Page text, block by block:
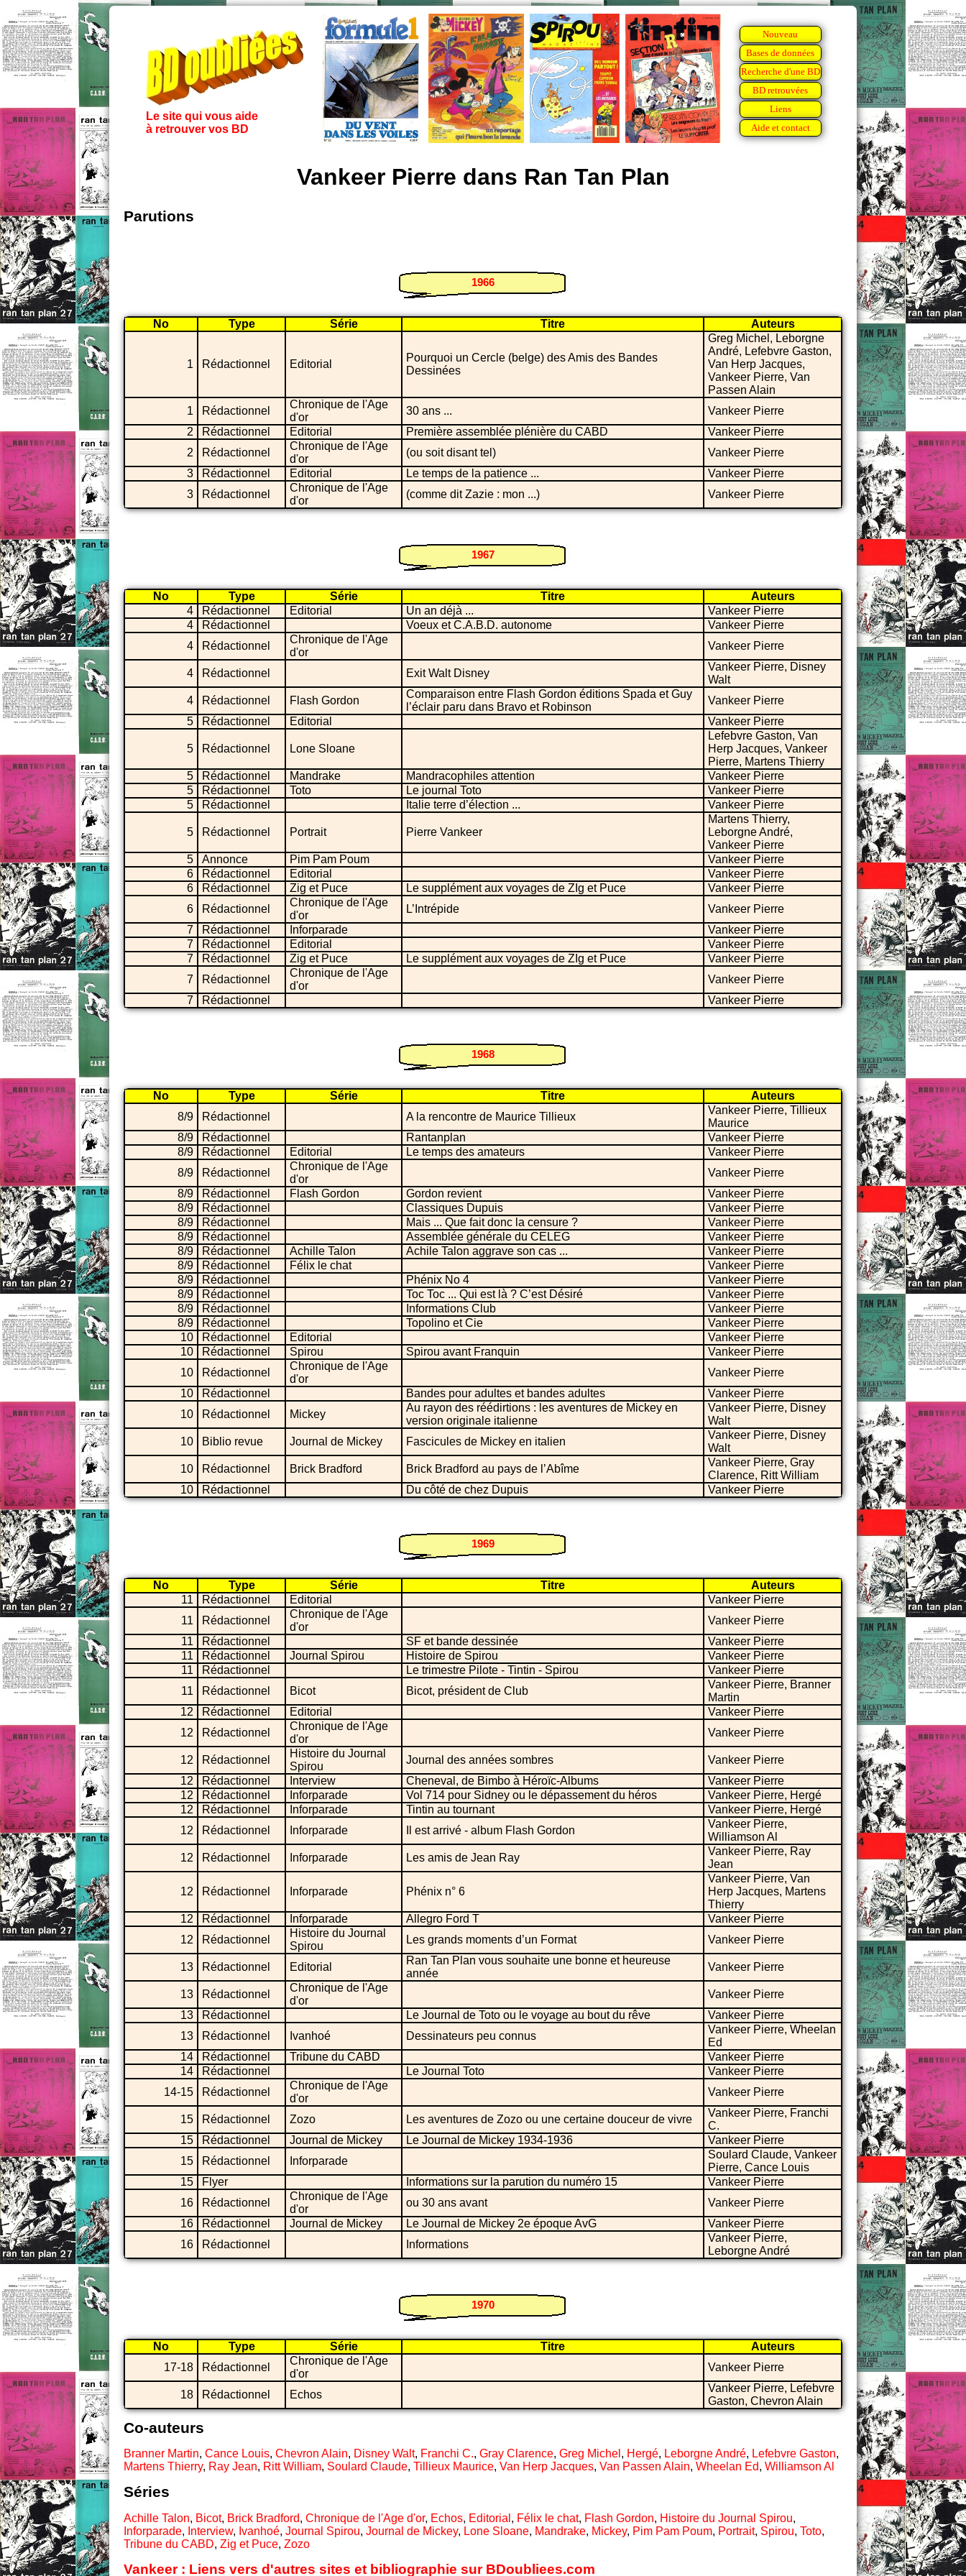
Le site qui vous aide
à retrouver vos BD
Nouveau
Bases de données
Recherche d'une BD
BD retrouvées
Liens
Aide et contact
Vankeer Pierre dans Ran Tan Plan
Parutions
1966
No Type Série Titre Auteurs
1 Rédactionnel Editorial
Pourquoi un Cercle (belge) des Amis des Bandes
Dessinées
Greg Michel, Leborgne
André, Lefebvre Gaston,
Van Herp Jacques,
Vankeer Pierre, Van
Passen Alain
1
Rédactionnel
Chronique de l'Age
d'or
30 ans ...
Vankeer Pierre
2
Rédactionnel Editorial Première assemblée plénière du CABD
Vankeer Pierre
2
Rédactionnel
Chronique de l'Age
d'or
(ou soit disant tel)
Vankeer Pierre
3
Rédactionnel Editorial Le temps de la patience ...
Vankeer Pierre
3
Rédactionnel
Chronique de l'Age
d'or
(comme dit Zazie : mon ...) Vankeer Pierre
1967
No Type Série Titre
Auteurs
4
Rédactionnel Editorial Un an déjà ...
Vankeer Pierre
4
Rédactionnel Voeux et C.A.B.D. autonome
Vankeer Pierre
4
Rédactionnel
Chronique de l'Age
d'or
Vankeer Pierre
4 Rédactionnel Exit Walt Disney
Vankeer Pierre, Disney
Walt
4
Rédactionnel Flash Gordon
Comparaison entre Flash Gordon éditions Spada et Guy
l’éclair paru dans Bravo et Robinson
Vankeer Pierre
5
Rédactionnel Editorial Vankeer Pierre
5 Rédactionnel Lone Sloane
Lefebvre Gaston, Van
Herp Jacques, Vankeer
Pierre, Martens Thierry
5
Rédactionnel Mandrake Mandracophiles attention
Vankeer Pierre
5
Rédactionnel Toto Le journal Toto
Vankeer Pierre
5
Rédactionnel Italie terre d’élection ... Vankeer Pierre
5 Rédactionnel Portrait Pierre Vankeer
Martens Thierry,
Leborgne André,
Vankeer Pierre
5
Annonce Pim Pam Poum
Vankeer Pierre
6
Rédactionnel Editorial
Vankeer Pierre
6
Rédactionnel Zig et Puce Le supplément aux voyages de ZIg et Puce
Vankeer Pierre
6
Rédactionnel
Chronique de l'Age
d'or
L’Intrépide
Vankeer Pierre
7
Rédactionnel Inforparade
Vankeer Pierre
7
Rédactionnel Editorial
Vankeer Pierre
7
Rédactionnel Zig et Puce Le supplément aux voyages de ZIg et Puce
Vankeer Pierre
7
Rédactionnel
Chronique de l'Age
d'or
Vankeer Pierre
7
Rédactionnel Vankeer Pierre
1968
No Type Série Titre
Auteurs
8/9
Rédactionnel A la rencontre de Maurice Tillieux
Vankeer Pierre, Tillieux
Maurice
8/9
Rédactionnel Rantanplan
Vankeer Pierre
8/9
Rédactionnel Editorial Le temps des amateurs
Vankeer Pierre
8/9
Rédactionnel
Chronique de l'Age
d'or
Vankeer Pierre
8/9
Rédactionnel Flash Gordon Gordon revient
Vankeer Pierre
8/9
Rédactionnel Classiques Dupuis
Vankeer Pierre
8/9
Rédactionnel Mais ... Que fait donc la censure ?
Vankeer Pierre
8/9
Rédactionnel Assemblée générale du CELEG
Vankeer Pierre
8/9
Rédactionnel Achille Talon Achile Talon aggrave son cas ...
Vankeer Pierre
8/9
Rédactionnel Félix le chat
Vankeer Pierre
8/9
Rédactionnel Phénix No 4
Vankeer Pierre
8/9
Rédactionnel Toc Toc ... Qui est là ? C’est Désiré
Vankeer Pierre
8/9
Rédactionnel Informations Club
Vankeer Pierre
8/9
Rédactionnel Topolino et Cie
Vankeer Pierre
10
Rédactionnel Editorial
Vankeer Pierre
10
Rédactionnel Spirou Spirou avant Franquin
Vankeer Pierre
10
Rédactionnel
Chronique de l'Age
d'or
Vankeer Pierre
10
Rédactionnel Bandes pour adultes et bandes adultes
Vankeer Pierre
10
Rédactionnel Mickey
Au rayon des réédirtions : les aventures de Mickey en
version originale italienne
Vankeer Pierre, Disney
Walt
10
Biblio revue Journal de Mickey Fascicules de Mickey en italien
Vankeer Pierre, Disney
Walt
10
Rédactionnel Brick Bradford Brick Bradford au pays de l’Abîme
Vankeer Pierre, Gray
Clarence, Ritt William
10
Rédactionnel Du côté de chez Dupuis Vankeer Pierre
1969
No Type Série Titre
Auteurs
11
Rédactionnel Editorial
Vankeer Pierre
11
Rédactionnel
Chronique de l'Age
d'or
Vankeer Pierre
11
Rédactionnel SF et bande dessinée
Vankeer Pierre
11
Rédactionnel Journal Spirou Histoire de Spirou
Vankeer Pierre
11
Rédactionnel Le trimestre Pilote - Tintin - Spirou
Vankeer Pierre
11
Rédactionnel Bicot Bicot, président de Club
Vankeer Pierre, Branner
Martin
12
Rédactionnel Editorial
Vankeer Pierre
12
Rédactionnel
Chronique de l'Age
d'or
Vankeer Pierre
12 Rédactionnel
Histoire du Journal
Spirou
Journal des années sombres
Vankeer Pierre
12
Rédactionnel Interview Cheneval, de Bimbo à Héroïc-Albums
Vankeer Pierre
12
Rédactionnel Inforparade Vol 714 pour Sidney ou le dépassement du héros
Vankeer Pierre, Hergé
12
Rédactionnel Inforparade Tintin au tournant
Vankeer Pierre, Hergé
12
Rédactionnel Inforparade Il est arrivé - album Flash Gordon
Vankeer Pierre,
Williamson Al
12
Rédactionnel Inforparade Les amis de Jean Ray
Vankeer Pierre, Ray
Jean
12 Rédactionnel Inforparade Phénix n° 6
Vankeer Pierre, Van
Herp Jacques, Martens
Thierry
12
Rédactionnel Inforparade Allegro Ford T
Vankeer Pierre
12
Rédactionnel
Histoire du Journal
Spirou
Les grands moments d’un Format Vankeer Pierre
13 Rédactionnel Editorial
Ran Tan Plan vous souhaite une bonne et heureuse
année
Vankeer Pierre
13 Rédactionnel
Chronique de l'Age
d'or
Vankeer Pierre
13
Rédactionnel Le Journal de Toto ou le voyage au bout du rêve
Vankeer Pierre
13
Rédactionnel Ivanhoé Dessinateurs peu connus
Vankeer Pierre, Wheelan
Ed
14
Rédactionnel Tribune du CABD
Vankeer Pierre
14
Rédactionnel Le Journal Toto
Vankeer Pierre
14-15
Rédactionnel
Chronique de l'Age
d'or
Vankeer Pierre
15 Rédactionnel Zozo Les aventures de Zozo ou une certaine douceur de vivre
Vankeer Pierre, Franchi
C.
15
Rédactionnel Journal de Mickey Le Journal de Mickey 1934-1936
Vankeer Pierre
15
Rédactionnel Inforparade
Soulard Claude, Vankeer
Pierre, Cance Louis
15
Flyer Informations sur la parution du numéro 15
Vankeer Pierre
16
Rédactionnel
Chronique de l'Age
d'or
ou 30 ans avant
Vankeer Pierre
16
Rédactionnel Journal de Mickey Le Journal de Mickey 2e époque AvG
Vankeer Pierre
16
Rédactionnel Informations
Vankeer Pierre,
Leborgne André
1970
No Type Série Titre
Auteurs
17-18
Rédactionnel
Chronique de l'Age
d'or
Vankeer Pierre
18 Rédactionnel Echos
Vankeer Pierre, Lefebvre
Gaston, Chevron Alain
Co-auteurs
Branner Martin, Cance Louis, Chevron Alain, Disney Walt, Franchi C., Gray Clarence, Greg Michel , Hergé, Leborgne André, Lefebvre Gaston,
Martens Thierry, Ray Jean, Ritt William, Soulard Claude, Tillieux Maurice, Van Herp Jacques, Van Passen Alain, Wheelan Ed, Williamson Al
Séries
Achille Talon, Bicot, Brick Bradford, Chronique de l'Age d'or, Echos, Editorial , Félix le chat, Flash Gordon, Histoire du Journal Spirou,
Inforparade, Interview, Ivanhoé, Journal Spirou, Journal de Mickey, Lone Sloane, Mandrake, Mickey, Pim Pam Poum, Portrait, Spirou, Toto,
Tribune du CABD, Zig et Puce, Zozo
Vankeer : Liens vers d'autres sites et bibliographie sur BDoubliees.com